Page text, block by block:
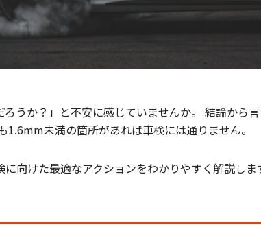
ろうか？」と不安に感じていませんか。 結論から
1.6mm未満の箇所があれば車検には通りません。
向けた最適なアクションをわかりやすく解説しま